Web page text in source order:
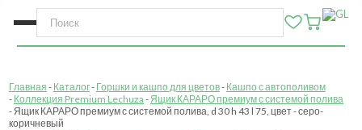
Главная Каталог Горшки и кашпо для цветов Кашпо с автополивом
Коллекция Premium Lechuza Ящик КАРАРО премиум с системой полива
Ящик КАРАРО премиум с системой полива, d 30 h 43 l 75, цвет - серо-
коричневый